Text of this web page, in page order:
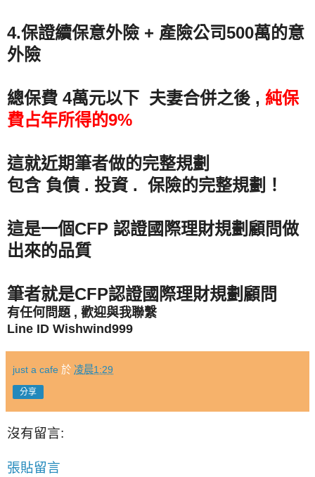
4.保證續保意外險 + 產險公司500萬的意
外險
總保費 4萬元以下 夫妻合併之後 , 純保
費占年所得的9%
這就近期筆者做的完整規劃
包含 負債 . 投資 . 保險的完整規劃！
這是一個CFP 認證國際理財規劃顧問做
出來的品質
筆者就是CFP認證國際理財規劃顧問
有任何問題 , 歡迎與我聯繫
Line ID Wishwind999
just a cafe 於 凌晨1:29
分享
沒有留言:
張貼留言